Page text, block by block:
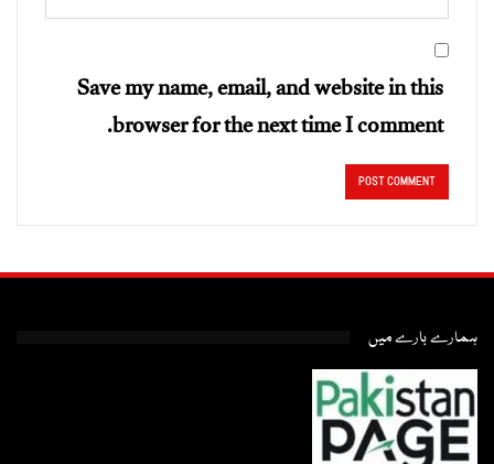
Save my name, email, and website in this
browser for the next time I comment.
ہمارے بارے میں